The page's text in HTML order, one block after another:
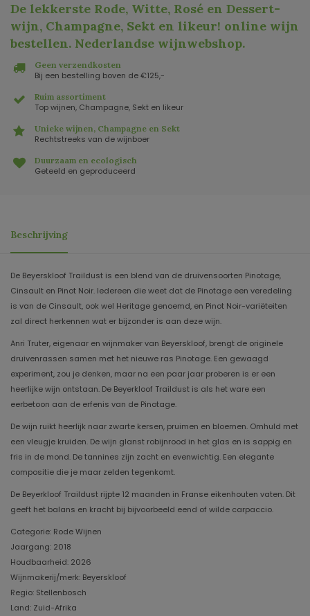
De lekkerste Rode, Witte, Rosé en Dessert-
wijn, Champagne, Sekt en likeur! online wijn
bestellen. Nederlandse wijnwebshop.
Geen verzendkosten
Bij een bestelling boven de €125,-
Ruim assortiment
Top wijnen, Champagne, Sekt en likeur
Unieke wijnen, Champagne en Sekt
Rechtstreeks van de wijnboer
Duurzaam en ecologisch
Geteeld en geproduceerd
Beschrijving
De Beyerskloof Traildust is een blend van de druivensoorten Pinotage,
Cinsault en Pinot Noir. Iedereen die weet dat de Pinotage een veredeling
is van de Cinsault, ook wel Heritage genoemd, en Pinot Noir-variëteiten
zal direct herkennen wat er bijzonder is aan deze wijn.
Anri Truter, eigenaar en wijnmaker van Beyerskloof, brengt de originele
druivenrassen samen met het nieuwe ras Pinotage. Een gewaagd
experiment, zou je denken, maar na een paar jaar proberen is er een
heerlijke wijn ontstaan. De Beyerkloof Traildust is als het ware een
eerbetoon aan de erfenis van de Pinotage.
De wijn ruikt heerlijk naar zwarte kersen, pruimen en bloemen. Omhuld met
een vleugje kruiden. De wijn glanst robijnrood in het glas en is sappig en
fris in de mond. De tannines zijn zacht en evenwichtig. Een elegante
compositie die je maar zelden tegenkomt.
De Beyerkloof Traildust rijpte 12 maanden in Franse eikenhouten vaten. Dit
geeft het balans en kracht bij bijvoorbeeld eend of wilde carpaccio.
Categorie: Rode Wijnen
Jaargang: 2018
Houdbaarheid: 2026
Wijnmakerij/merk: Beyerskloof
Regio: Stellenbosch
Land: Zuid-Afrika